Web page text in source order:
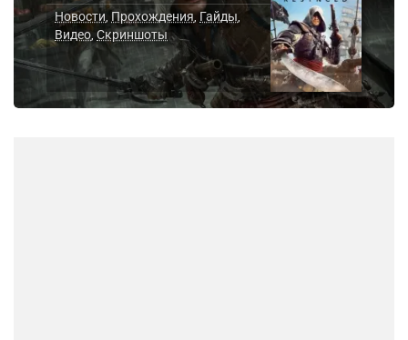
Новости, Прохождения, Гайды,
Видео,Скриншоты